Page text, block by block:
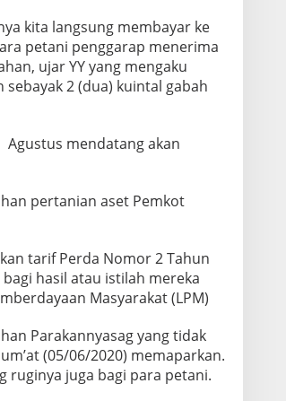
kita langsung membayar ke
petani penggarap menerima
ujar YY yang mengaku
2 (dua) kuintal gabah
mendatang akan
pertanian aset Pemkot
tarif Perda Nomor 2 Tahun
hasil atau istilah mereka
Masyarakat (LPM)
Parakannyasag yang tidak
(05/06/2020) memaparkan.
ruginya juga bagi para petani.